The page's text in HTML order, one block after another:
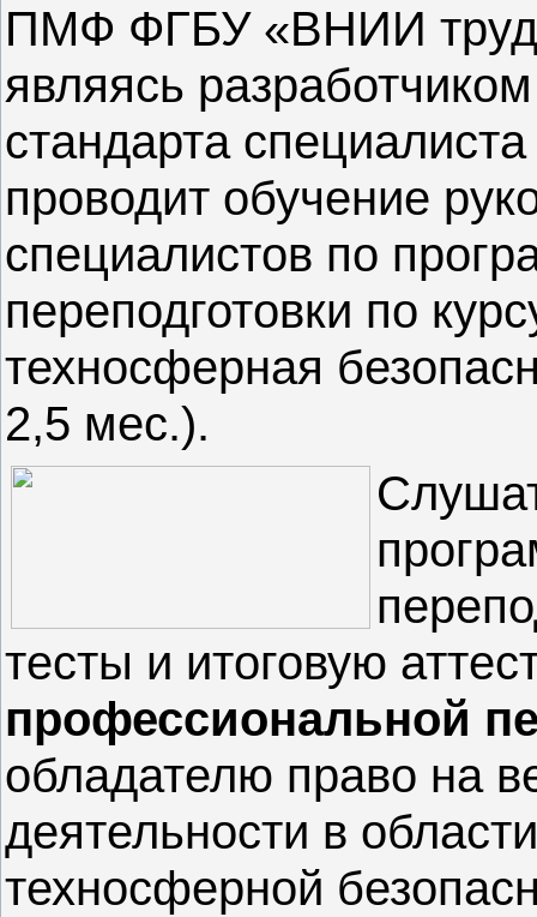
ПМФ ФГБУ «ВНИИ
являясь
стандарта
проводит обучение
специалистов по
переподготовки по
техносферная
2,5 мес.).
тесты и итоговую
профессиональной
обладателю право на
деятельности в
техносферной